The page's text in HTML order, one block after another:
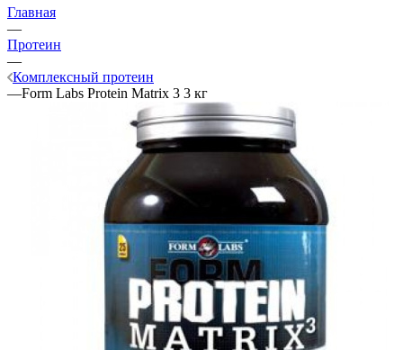
Главная
—
Протеин
—
Комплексный протеин
—Form Labs Protein Matrix 3 3 кг